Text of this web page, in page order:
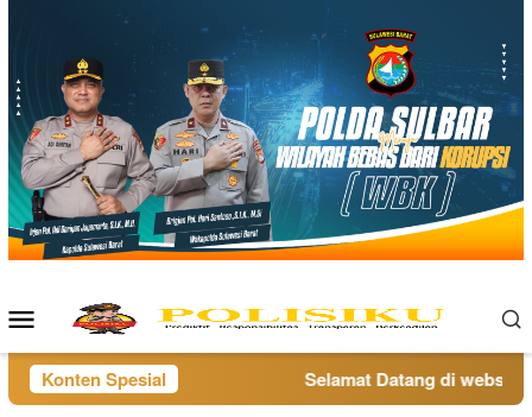
Menu
Mobile
Konten Spesial Selamat Datang di website